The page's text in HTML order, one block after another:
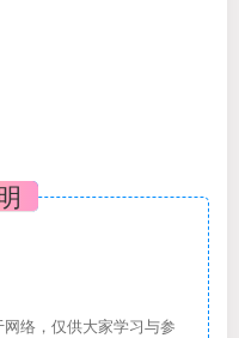
络，仅供大家学习与参